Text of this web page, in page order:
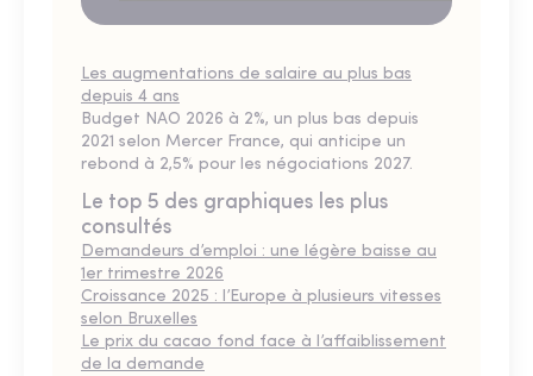
Les augmentations de salaire au plus bas
depuis 4 ans
Budget NAO 2026 à 2%, un plus bas depuis
2021 selon Mercer France, qui anticipe un
rebond à 2,5% pour les négociations 2027.
Le top 5 des graphiques les plus
consultés
Demandeurs d’emploi : une légère baisse au
1er trimestre 2026
Croissance 2025 : l’Europe à plusieurs vitesses
selon Bruxelles
Le prix du cacao fond face à l’affaiblissement
de la demande